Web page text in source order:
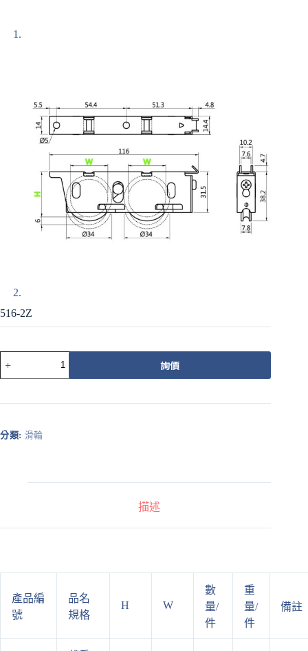
516-2Z
2Z
數
詢價
分類: 滑輪
描述
產品編
號
品名
規格
H W
數
量/
件
重
量/
件
備註